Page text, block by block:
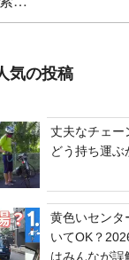
気の投稿
丈夫なチェー
どう持ち運ぶ
黄色いセンタ
いてOK？
はみんなが誤